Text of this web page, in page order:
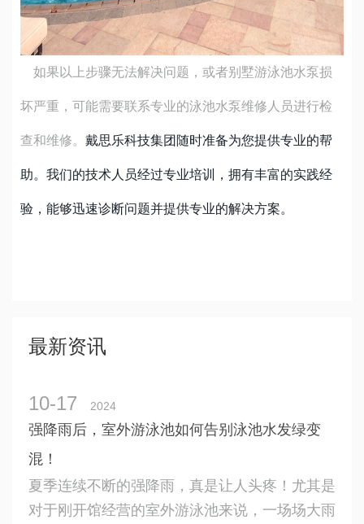
如果以上步骤无法解决问题，或者别墅游泳池水泵损
坏严重，可能需要联系专业的泳池水泵维修人员进行检
查和维修。 戴思乐科技集团随时准备为您提供专业的帮
助。我们的技术人员经过专业培训，拥有丰富的实践经
验，能够迅速诊断问题并提供专业的解决方案。
最新资讯
10-17 2024
强降雨后，室外游泳池如何告别泳池水发绿变
混！
夏季连续不断的强降雨，真是让人头疼！尤其是
对于刚开馆经营的室外游泳池来说，一场场大雨